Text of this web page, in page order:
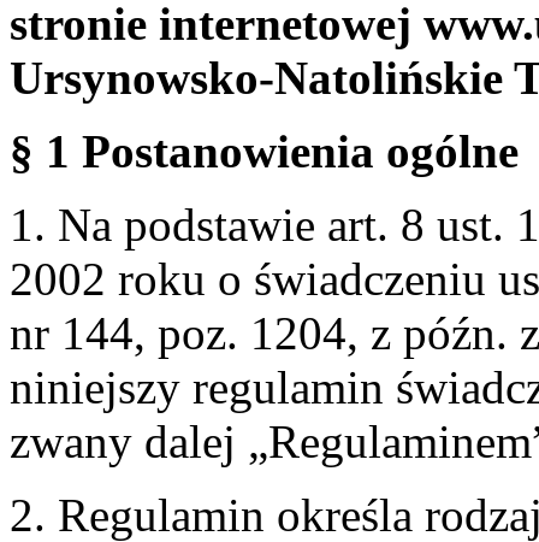
stronie internetowej
Ursynowsko-Natolińskie
§ 1 Postanowienia ogólne
1. Na podstawie art. 8 ust.
2002 roku o świadczeniu
nr 144, poz. 1204, z późn.
niniejszy regulamin
zwany dalej
2. Regulamin określa